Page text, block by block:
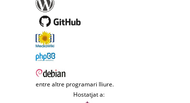
entre altre programari lliure.
Hostatjat a: